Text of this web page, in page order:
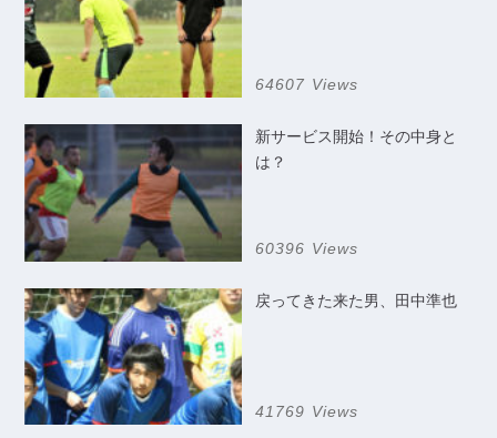
64607 Views
新サービス開始！その中身と
は？
60396 Views
戻ってきた来た男、田中準也
41769 Views